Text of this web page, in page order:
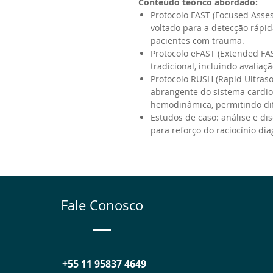
Protocolo FAST (Focused
voltado para a detecção
pacientes com trauma.
Protocolo eFAST (Extended
tradicional, incluindo
Protocolo RUSH (Rapid
abrangente do sistema
hemodinâmica, permitindo
Estudos de caso: análise e
para reforço do raciocínio
Fale Conosco
+55 11 95837 4649